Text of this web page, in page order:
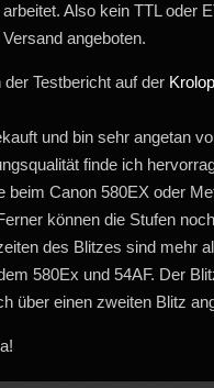
Also kein TTL oder
angeboten.
Testbericht auf der
und bin sehr angetan
finde ich
beim Canon 580EX oder
können die Stufen
des Blitzes sind mehr
580Ex und 54AF. Der
über einen zweiten Blitz